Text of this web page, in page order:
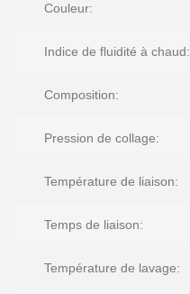
Couleur:
Indice de fluidité à chaud:
Composition:
Pression de collage:
Température de liaison:
Temps de liaison:
Température de lavage: